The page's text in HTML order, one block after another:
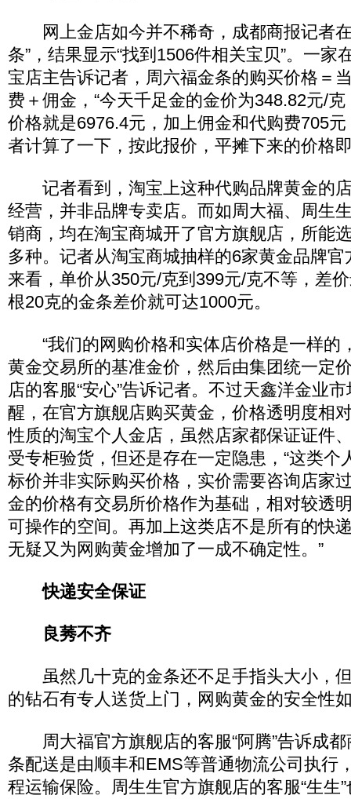
网上金店如今并不稀奇，成都商报记者在
条”，结果显示“找到1506件相关宝贝”。一家
宝店主告诉记者，周六福金条的购买价格＝
费＋佣金，“今天千足金的金价为348.82元/
价格就是6976.4元，加上佣金和代购费705元
者计算了一下，按此报价，平摊下来的价格
记者看到，淘宝上这种代购品牌黄金的
经营，并非品牌专卖店。而如周大福、周生
销商，均在淘宝商城开了官方旗舰店，所能
多种。记者从淘宝商城抽样的6家黄金品牌
来看，单价从350元/克到399元/克不等，差
根20克的金条差价就可达1000元。
“我们的网购价格和实体店价格是一样的
黄金交易所的基准金价，然后由集团统一定
店的客服“安心”告诉记者。不过天鑫洋金业
醒，在官方旗舰店购买黄金，价格透明度相
性质的淘宝个人金店，虽然店家都保证证件
受专柜验货，但还是存在一定隐患，“这类个
标价并非实际购买价格，实价需要咨询店家
金的价格有交易所价格作为基础，相对较透
可操作的空间。再加上这类店不是所有的快
无疑又为网购黄金增加了一成不确定性。”
快递安全保证
良莠不齐
虽然几十克的金条还不足手指头大小，
的钻石有专人送货上门，网购黄金的安全性
周大福官方旗舰店的客服“阿腾”告诉成都
条配送是由顺丰和EMS等普通物流公司执行
程运输保险。周生生官方旗舰店的客服“生生